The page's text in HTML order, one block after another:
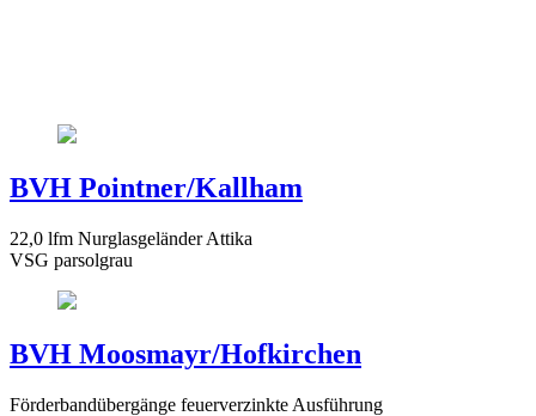
BVH Pointner/Kallham
22,0 lfm Nurglasgeländer Attika
VSG parsolgrau
BVH Moosmayr/Hofkirchen
Förderbandübergänge feuerverzinkte Ausführung